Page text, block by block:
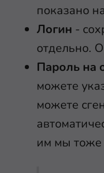
показано
Логин -
отдельно.
Пароль на
можете
можете
им мы тоже